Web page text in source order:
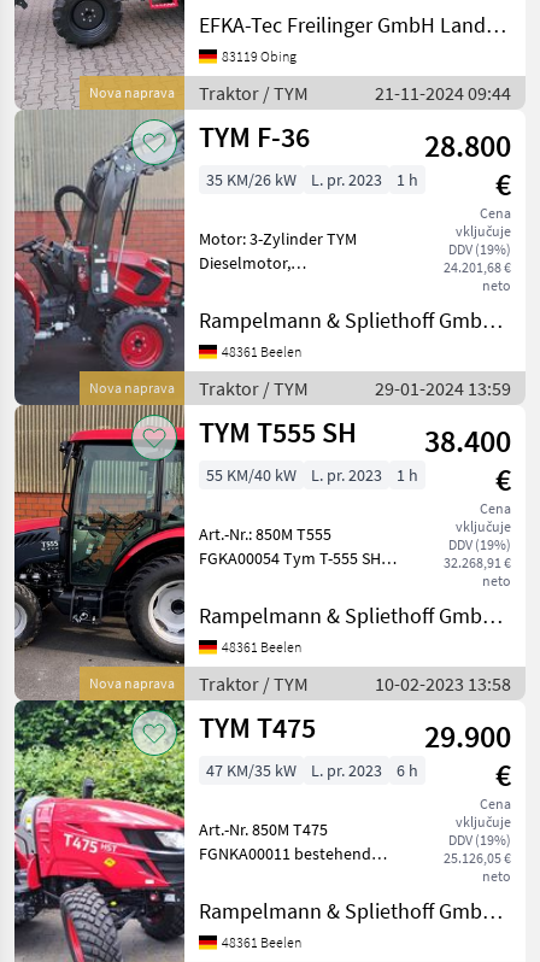
Nova naprava
Drehzahl: 2600 U/min
Hubraum: 2287 ccm Wende-
Schaltgetriebe,
synchronisiert Gänge: vo
EFKA-Tec Freilinger GmbH Landmaschinen
83119 Obing
Traktor / TYM 21-11-2024 09:44
Nova naprava
TYM F-36
28.800
€
Cena
vključuje
DDV (19%)
24.201,68 €
neto
35 KM/26 kW L. pr. 2023 1 h
Motor: 3-Zylinder TYM
Dieselmotor,
26 kW / 35 PS Nennleistung
nach ECE R 120 bei 2.600
U/min, Hubraum 1.714cm³,
Getriebe: 3-stufiger Hy
Rampelmann & Spliethoff GmbH & Co.KG
48361 Beelen
Traktor / TYM 29-01-2024 13:59
Nova naprava
TYM T555 SH
38.400
€
Cena
vključuje
DDV (19%)
32.268,91 €
neto
55 KM/40 kW L. pr. 2023 1 h
Art.-Nr.: 850M T555
FGKA00054 Tym T-555 SH
Komfortkabine mit 3 Stufen
HST Getriebe sparsamer,
laufruhiger,
wassergekühlter 4-Zylinder
Y
Rampelmann & Spliethoff GmbH & Co.KG
48361 Beelen
Traktor / TYM 10-02-2023 13:58
TYM T475
29.900
€
Cena
vključuje
DDV (19%)
25.126,05 €
neto
47 KM/35 kW L. pr. 2023 6 h
Art.-Nr. 850M T475
FGNKA00011 bestehend
Dieseltraktor mit 3 stufigem
Hydrostatgetriebe
Sparsamer, laufruhiger,
Rampelmann & Spliethoff GmbH & Co.KG
48361 Beelen